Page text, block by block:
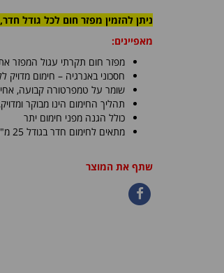
ניתן להזמין מפזר חום לכל גודל
מאפיינים:
מפזר חום תקרתי עגול המפזר
חסכוני באנרגיה – חימום מדויק
שומר על טמפרטורה קבועה,
תהליך החימום הינו מבוקר
כולל הגנה מפני חימום יתר
מתאים לחימום חדר בגודל 25 מ"ר. לשטחים גדולים יותר ניתן להזמין מספר מפזרי חום
שתף את המוצר